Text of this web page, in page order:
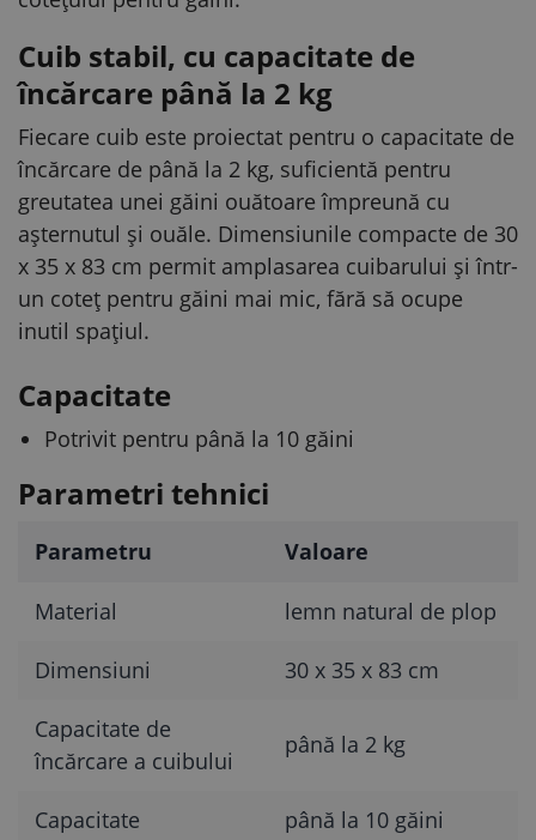
Cuib stabil, cu capacitate de
încărcare până la 2 kg
Fiecare cuib este proiectat pentru o capacitate de
încărcare de până la 2 kg, suficientă pentru
greutatea unei găini ouătoare împreună cu
așternutul și ouăle. Dimensiunile compacte de 30
x 35 x 83 cm permit amplasarea cuibarului și într-
un coteț pentru găini mai mic, fără să ocupe
inutil spațiul.
Capacitate
Potrivit pentru până la 10 găini
Parametri tehnici
Parametru Valoare
Material lemn natural de plop
Dimensiuni 30 x 35 x 83 cm
Capacitate de
încărcare a cuibului
până la 2 kg
Capacitate până la 10 găini